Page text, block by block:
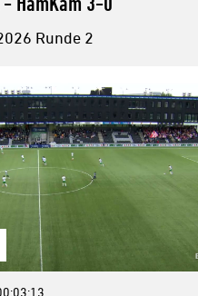
Runde 2